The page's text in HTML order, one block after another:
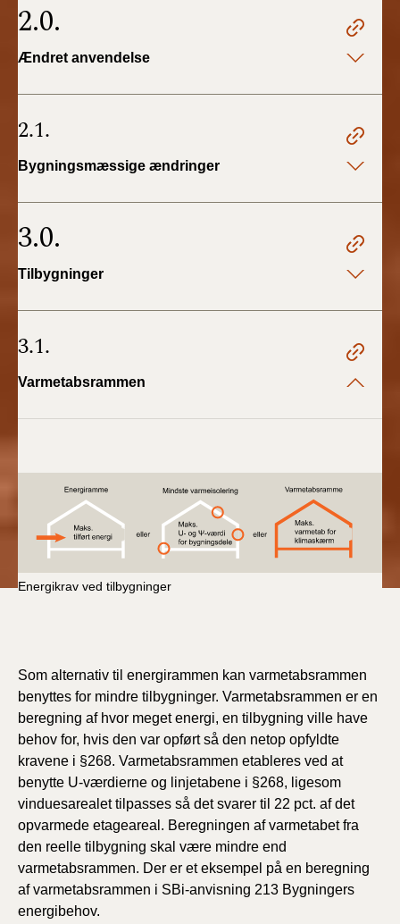
2.0.
Ændret anvendelse
2.1.
Bygningsmæssige ændringer
3.0.
Tilbygninger
3.1.
Varmetabsrammen
Energikrav ved tilbygninger
Som alternativ til energirammen kan varmetabsrammen
benyttes for mindre tilbygninger. Varmetabsrammen er en
beregning af hvor meget energi, en tilbygning ville have
behov for, hvis den var opført så den netop opfyldte
kravene i §268. Varmetabsrammen etableres ved at
benytte U-værdierne og linjetabene i §268, ligesom
vinduesarealet tilpasses så det svarer til 22 pct. af det
opvarmede etageareal. Beregningen af varmetabet fra
den reelle tilbygning skal være mindre end
varmetabsrammen. Der er et eksempel på en beregning
af varmetabsrammen i SBi-anvisning 213 Bygningers
energibehov.